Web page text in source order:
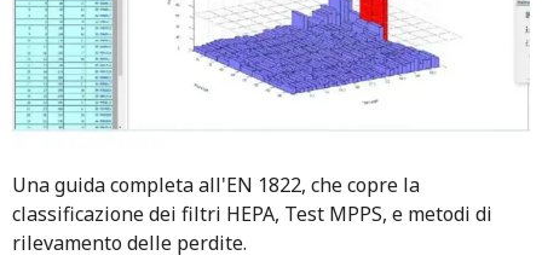
Una guida completa all'EN 1822, che copre la
classificazione dei filtri HEPA, Test MPPS, e metodi di
rilevamento delle perdite.